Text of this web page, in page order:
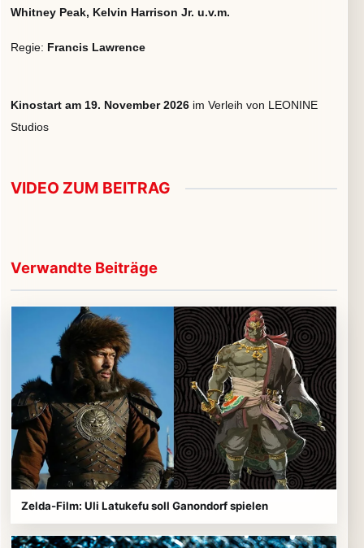
Whitney Peak, Kelvin Harrison Jr. u.v.m.
Regie: Francis Lawrence
Kinostart am 19. November 2026 im Verleih von LEONINE
Studios
VIDEO ZUM BEITRAG
Video im Beitrag abspielen
Verwandte Beiträge
Zelda-Film: Uli Latukefu soll Ganondorf spielen